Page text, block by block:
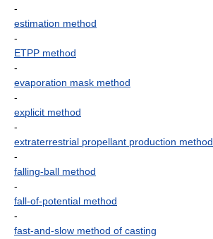
-
estimation method
-
ETPP method
-
evaporation mask method
-
explicit method
-
extraterrestrial propellant production method
-
falling-ball method
-
fall-of-potential method
-
fast-and-slow method of casting